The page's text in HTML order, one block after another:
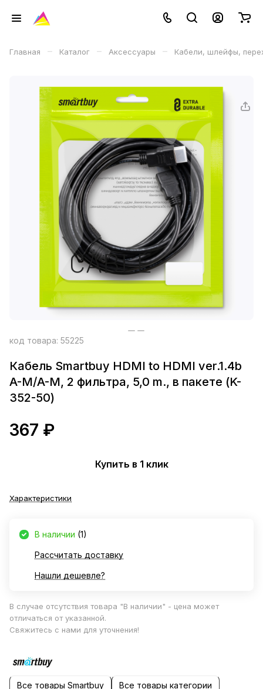
Главная – Каталог – Аксессуары – Кабели, шлейфы,
код товара: 55225
Кабель Smartbuy HDMI to HDMI ver.1.4b
A-M/A-M, 2 фильтра, 5,0 m., в пакете (K-
352-50)
367 ₽
Купить в 1 клик
Характеристики
В наличии (1)
Рассчитать доставку
Нашли дешевле?
В случае отсутствия товара "В наличии" - цена может
отличаться от указанной.
Свяжитесь с нами для уточнения!
Все товары Smartbuy Все товары категории